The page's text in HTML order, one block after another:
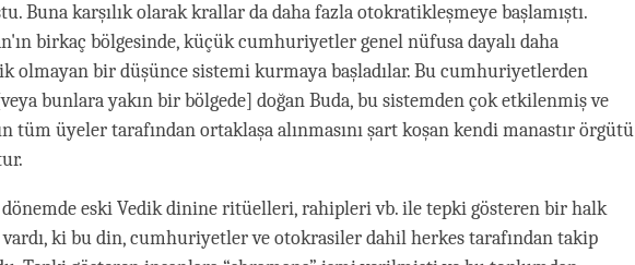
Buna karşılık olarak krallar da daha fazla otokratikleşmeye başlamıştı.
birkaç bölgesinde, küçük cumhuriyetler genel nüfusa dayalı daha
olmayan bir düşünce sistemi kurmaya başladılar. Bu cumhuriyetlerden
bunlara yakın bir bölgede] doğan Buda, bu sistemden çok etkilenmiş ve
tüm üyeler tarafından ortaklaşa alınmasını şart koşan kendi manastır örgütü
dönemde eski Vedik dinine ritüelleri, rahipleri vb. ile tepki gösteren bir halk
vardı, ki bu din, cumhuriyetler ve otokrasiler dahil herkes tarafından takip